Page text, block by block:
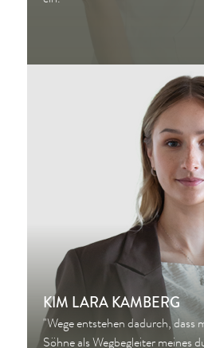
KIM LARA KAMBERG
"Wege entstehen dadurch, dass
Söhne als Wegbegleiter meines